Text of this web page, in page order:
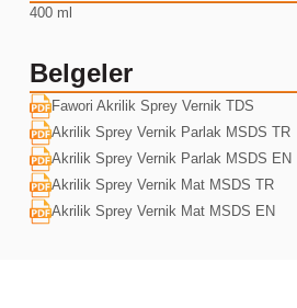
400 ml
Belgeler
Fawori Akrilik Sprey Vernik TDS
Akrilik Sprey Vernik Parlak MSDS TR
Akrilik Sprey Vernik Parlak MSDS EN
Akrilik Sprey Vernik Mat MSDS TR
Akrilik Sprey Vernik Mat MSDS EN